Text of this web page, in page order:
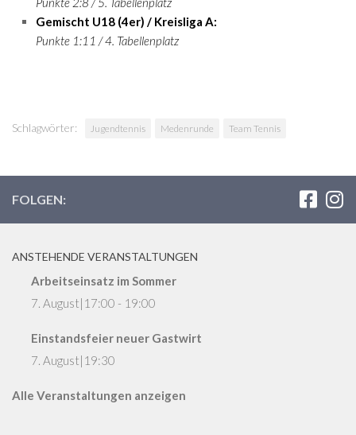
Gemischt U18 (4er) / Kreisliga A:
Punkte 1:11 / 4. Tabellenplatz
Schlagwörter: Jugendtennis Medenrunde Team Tennis
FOLGEN:
ANSTEHENDE VERANSTALTUNGEN
Arbeitseinsatz im Sommer
7. August|17:00 - 19:00
Einstandsfeier neuer Gastwirt
7. August|19:30
Alle Veranstaltungen anzeigen